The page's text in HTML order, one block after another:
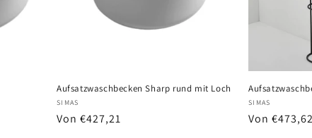
Aufsatzwaschbecken Sharp rund mit Loch
Anbieter:
SIMAS
Normaler
Von €427,21
Anbieter:
SIMAS
Normaler
Von €473,62